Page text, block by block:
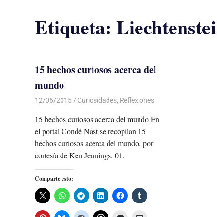
Etiqueta:
15 hechos curiosos acerca del
mundo
12/06/2015 Luis Castellanos
Curiosidades, Reflexiones
15 hechos curiosos acerca del mundo En
el portal Condé Nast se recopilan 15
hechos curiosos acerca del mundo, por
cortesía de Ken Jennings. 01.
Comparte esto: